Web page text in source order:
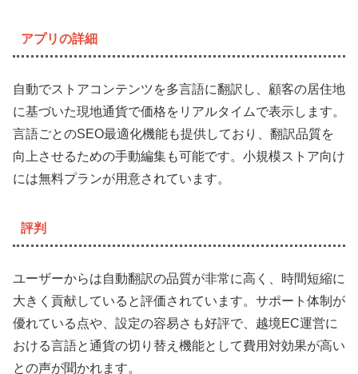
アプリの詳細
自動でストアコンテンツを多言語に翻訳し、顧客の居住地
に基づいた現地通貨で価格をリアルタイムで表示します。
言語ごとのSEO最適化機能も提供しており、翻訳品質を
向上させるための手動編集も可能です。小規模ストア向け
には無料プランが用意されています。
評判
ユーザーからは自動翻訳の品質が非常に高く、時間短縮に
大きく貢献していると評価されています。サポート体制が
優れている点や、設定の容易さも好評で、越境EC運営に
おける言語と通貨の切り替え機能として費用対効果が高い
との声が聞かれます。